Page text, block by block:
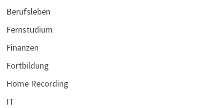
Berufsleben
Fernstudium
Finanzen
Fortbildung
Home Recording
IT